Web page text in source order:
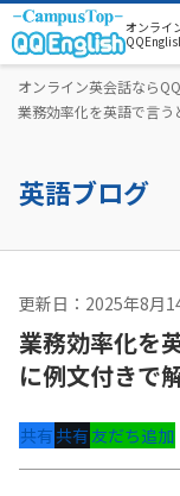
オンライ
オンライン英会話なら
業務効率化を英語で言う
英語ブログ
更新日：2025年8月
業務効率化を
に例文付きで
共有共有友だち追加